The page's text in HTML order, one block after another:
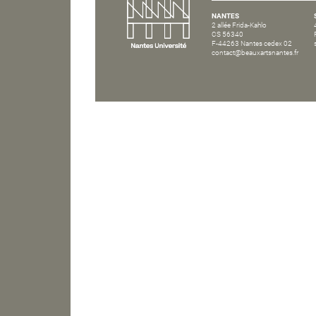
NANTES
2 allée Frida-Kahlo
CS 56340
F-44263 Nantes cedex 02
contact@beauxartsnantes.fr